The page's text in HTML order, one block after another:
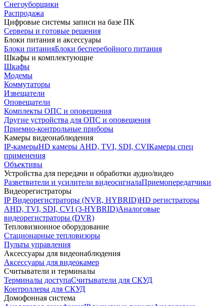
Снегоуборщики
Распродажа
Цифровые системы записи на базе ПК
Серверы и готовые решения
Блоки питания и аксессуары
Блоки питанияБлоки бесперебойного питания
Шкафы и комплектующие
Шкафы
Модемы
Коммутаторы
Извещатели
Оповещатели
Комплекты ОПС и оповещения
Другие устройства для ОПС и оповещения
Приемно-контрольные приборы
Камеры видеонаблюдения
IP-камерыHD камеры AHD, TVI, SDI, CVIКамеры спец
применения
Объективы
Устройства для передачи и обработки аудио/видео
Разветвители и усилители видеосигналаПриемопередатчики
Видеорегистраторы
IP Видеорегистраторы (NVR, HYBRID)HD регистраторы
AHD, TVI, SDI, CVI (3-HYBRID)Аналоговые
видеорегистраторы (DVR)
Тепловизионное оборудование
Стационарные тепловизоры
Пульты управления
Аксессуары для видеонаблюдения
Аксессуары для видеокамер
Считыватели и терминалы
Терминалы доступаСчитыватели для СКУД
Контроллеры для СКУД
Домофонная система